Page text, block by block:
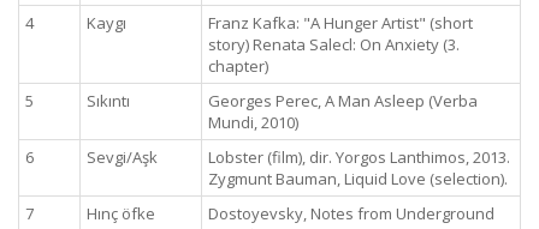
4
Kaygı
Franz Kafka: "A Hunger Artist" (short
story) Renata Salecl: On Anxiety (3.
chapter)
5
Sıkıntı
Georges Perec, A Man Asleep (Verba
Mundi, 2010)
6
Sevgi/Aşk
Lobster (film), dir. Yorgos Lanthimos, 2013.
Zygmunt Bauman, Liquid Love (selection).
7
Hınç öfke
Dostoyevsky, Notes from Underground